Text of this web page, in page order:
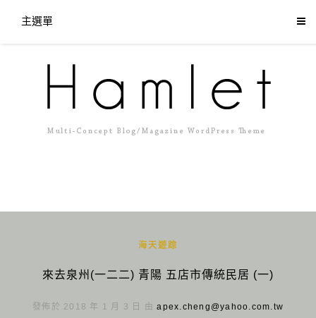
主選單
海天遊踪
來去泉州(一二二) 青陽 五店市傳統民居 (一)
發佈於 2018 年 1 月 3 日 由apex.cheng@yahoo.com.tw